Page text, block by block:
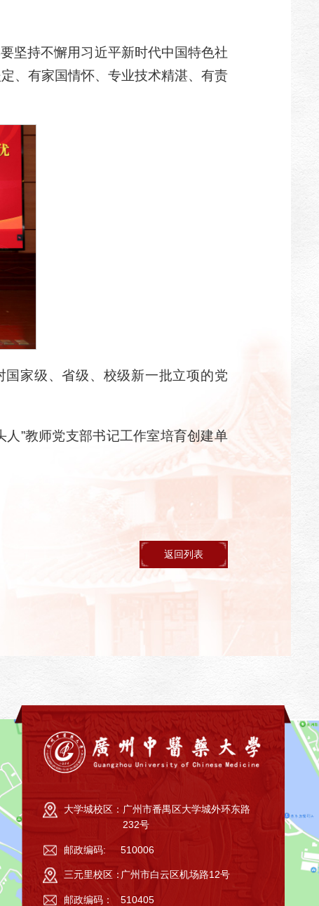
坚持不懈用习近平新时代中国特色社
、有家国情怀、专业技术精湛、有责
家级、省级、校级新一批立项的党
人”教师党支部书记工作室培育创建单
返回列表
大学城校区： 广州市番禺区大学城外环东路
232号
邮政编码: 510006
三元里校区：广州市白云区机场路12号
邮政编码： 510405